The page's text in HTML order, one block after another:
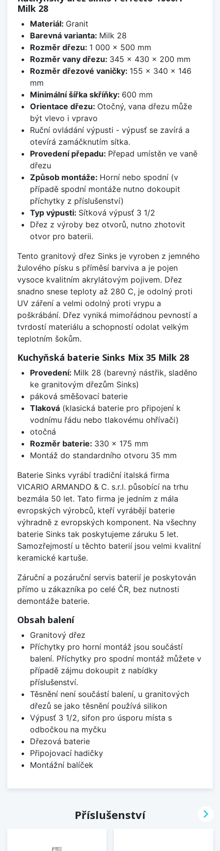
Milk 28
Materiál: Granit
Barevná varianta: Milk 28
Rozměr dřezu: 1 000 x 500 mm
Rozměr vany dřezu: 345 x 430 x 200 mm
Rozměr dřezové vaničky: 155 x 340 x 146
mm
Minimální šířka skříňky: 600 mm
Orientace dřezu: Otočný, vana dřezu může
být vlevo i vpravo
Ruční ovládání výpusti - výpusť se zavírá a
otevírá zamáčknutím sítka.
Provedení přepadu: Přepad umístěn ve vaně
dřezu
Způsob montáže: Horní nebo spodní (v
případě spodní montáže nutno dokoupit
příchytky z příslušenství)
Typ výpusti: Sítková výpusť 3 1/2
Dřez z výroby bez otvorů, nutno zhotovit
otvor pro baterii.
Tento granitový dřez Sinks je vyroben z jemného
žulového písku s příměsí barviva a je pojen
vysoce kvalitním akrylátovým pojivem. Dřez
snadno snese teploty až 280 C, je odolný proti
UV záření a velmi odolný proti vrypu a
poškrábání. Dřez vyniká mimořádnou pevností a
tvrdostí materiálu a schopností odolat velkým
teplotním šokům.
Kuchyňská baterie Sinks Mix 35 Milk 28
Provedení: Milk 28 (barevný nástřik, sladěno
ke granitovým dřezům Sinks)
páková směšovací baterie
Tlaková(klasická baterie pro připojení k
vodnímu řádu nebo tlakovému ohřívači)
otočná
Rozměr baterie: 330 x 175 mm
Montáž do standardního otvoru 35 mm
Baterie Sinks vyrábí tradiční italská firma
VICARIO ARMANDO & C. s.r.l. působící na trhu
bezmála 50 let. Tato firma je jedním z mála
evropských výrobců, kteří vyrábějí baterie
výhradně z evropských komponent. Na všechny
baterie Sinks tak poskytujeme záruku 5 let.
Samozřejmostí u těchto baterií jsou velmi kvalitní
keramické kartuše.
Záruční a pozáruční servis baterií je poskytován
přímo u zákazníka po celé ČR, bez nutnosti
demontáže baterie.
Obsah balení
Granitový dřez
Příchytky pro horní montáž jsou součástí
balení. Příchytky pro spodní montáž můžete v
případě zájmu dokoupit z nabídky
příslušenství.
Těsnění není součástí balení, u granitových
dřezů se jako těsnění používá silikon
Výpusť 3 1/2, sifon pro úsporu místa s
odbočkou na myčku
Dřezová baterie
Připojovací hadičky
Montážní balíček
Příslušenství 